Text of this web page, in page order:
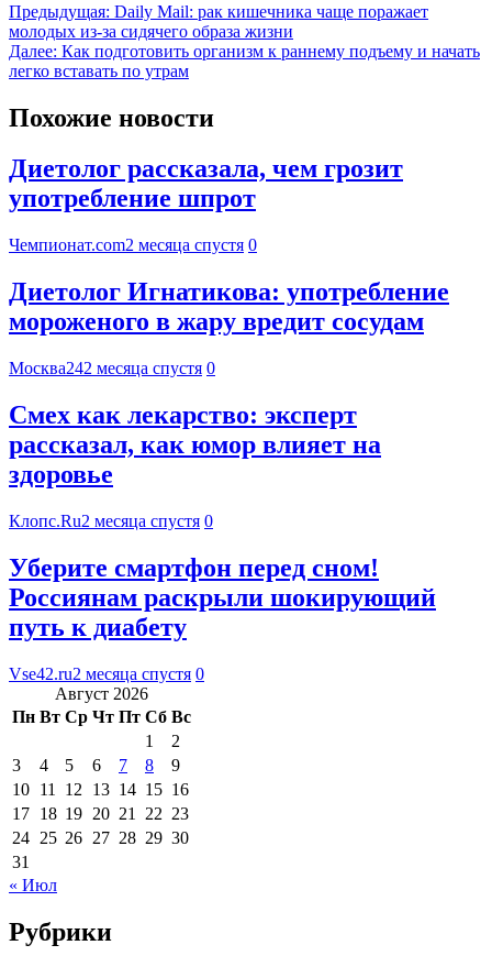
Предыдущая: Daily Mail: рак кишечника чаще поражает
молодых из-за сидячего образа жизни
Далее: Как подготовить организм к раннему подъему и начать
легко вставать по утрам
Похожие новости
Диетолог рассказала, чем грозит
употребление шпрот
Чемпионат.com2 месяца спустя 0
Диетолог Игнатикова: употребление
мороженого в жару вредит сосудам
Москва242 месяца спустя 0
Смех как лекарство: эксперт
рассказал, как юмор влияет на
здоровье
Клопс.Ru2 месяца спустя 0
Уберите смартфон перед сном!
Россиянам раскрыли шокирующий
путь к диабету
Vse42.ru2 месяца спустя 0
Август 2026
Пн Вт Ср Чт Пт Сб Вс
1
2
3
4 5 6 7 8
9
10 11 12 13 14 15 16
17 18 19 20 21 22 23
24 25 26 27 28 29 30
31
« Июл
Рубрики